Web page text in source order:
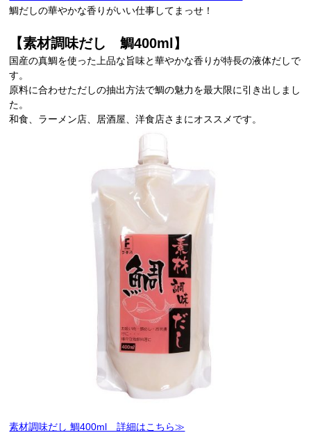
鯛だしの華やかな香りがいい仕事してまっせ！
【素材調味だし 鯛400ml】
国産の真鯛を使った上品な旨味と華やかな香りが特長の液体だしで
す。
原料に合わせただしの抽出方法で鯛の魅力を最大限に引き出しまし
た。
和食、ラーメン店、居酒屋、洋食店さまにオススメです。
素材調味だし 鯛400ml 詳細はこちら≫